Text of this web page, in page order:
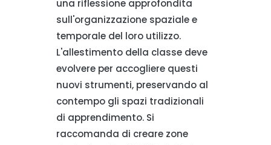
una riflessione approfondita
sull'organizzazione spaziale e
temporale del loro utilizzo.
L'allestimento della classe deve
evolvere per accogliere questi
nuovi strumenti, preservando al
contempo gli spazi tradizionali
di apprendimento. Si
raccomanda di creare zone